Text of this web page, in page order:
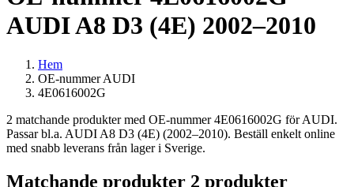
AUDI A8 D3 (4E) 2002–2010
Hem
OE-nummer AUDI
4E0616002G
2 matchande produkter med OE-nummer 4E0616002G för AUDI.
Passar bl.a. AUDI A8 D3 (4E) (2002–2010). Beställ enkelt online
med snabb leverans från lager i Sverige.
Matchande produkter 2 produkter